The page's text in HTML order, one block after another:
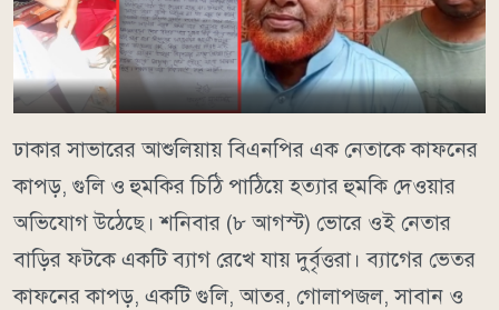
ঢাকার সাভারের আশুলিয়ায় বিএনপির এক নেতাকে কাফনের
কাপড়, গুলি ও হুমকির চিঠি পাঠিয়ে হত্যার হুমকি দেওয়ার
অভিযোগ উঠেছে। শনিবার (৮ আগস্ট) ভোরে ওই নেতার
বাড়ির ফটকে একটি ব্যাগ রেখে যায় দুর্বৃত্তরা। ব্যাগের ভেতর
কাফনের কাপড়, একটি গুলি, আতর, গোলাপজল, সাবান ও